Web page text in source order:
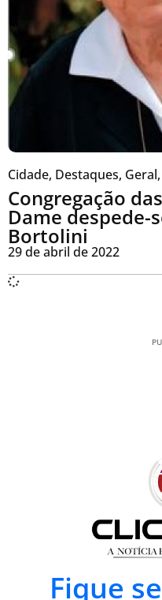
Cidade, Destaques, Geral,
Congregação
Dame despede-
Bortolini
29 de abril de 2022
Fique